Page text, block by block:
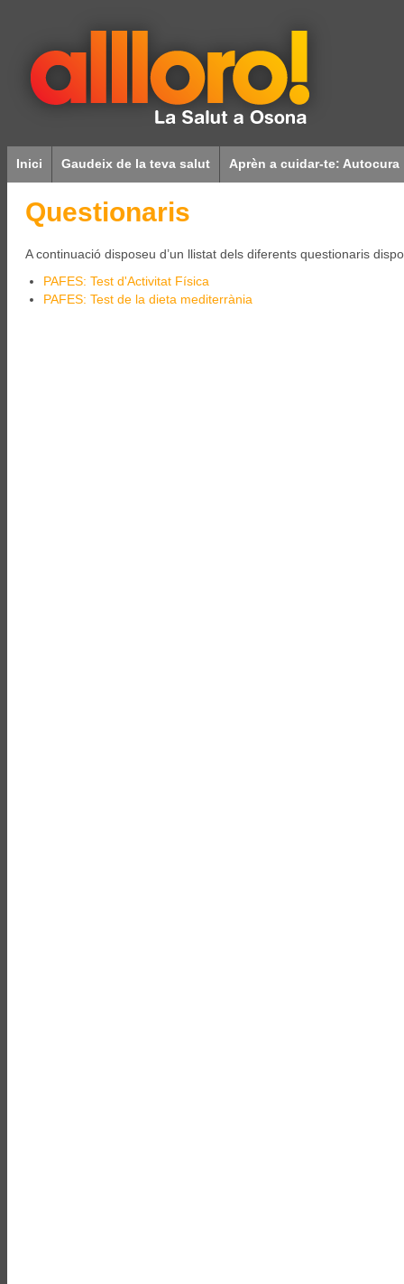
Inici Gaudeix de la teva salut Aprèn a cuidar-te: Autocura
Questionaris
A continuació disposeu d’un llistat dels diferents questionaris
PAFES: Test d'Activitat Física
PAFES: Test de la dieta mediterrània